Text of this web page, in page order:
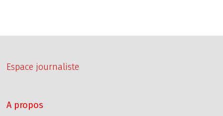
Espace journaliste
A propos